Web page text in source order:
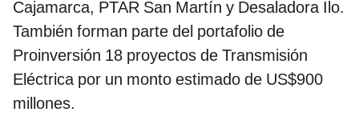
Cajamarca, PTAR San Martín y Desaladora Ilo.
También forman parte del portafolio de
Proinversión 18 proyectos de Transmisión
Eléctrica por un monto estimado de US$900
millones.